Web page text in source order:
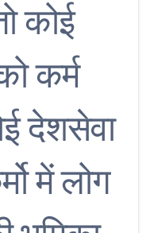
कोई
कर्म
देशसेवा
में लोग